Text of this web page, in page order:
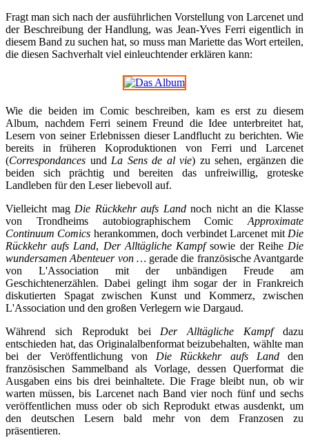
Fragt man sich nach der ausführlichen Vorstellung von Larcenet und
der Beschreibung der Handlung, was Jean-Yves Ferri eigentlich in
diesem Band zu suchen hat, so muss man Mariette das Wort erteilen,
die diesen Sachverhalt viel einleuchtender erklären kann:
Wie die beiden im Comic beschreiben, kam es erst zu diesem
Album, nachdem Ferri seinem Freund die Idee unterbreitet hat,
Lesern von seiner Erlebnissen dieser Landflucht zu berichten. Wie
bereits in früheren Koproduktionen von Ferri und Larcenet
(Correspondances und La Sens de al vie) zu sehen, ergänzen die
beiden sich prächtig und bereiten das unfreiwillig, groteske
Landleben für den Leser liebevoll auf.
Vielleicht mag Die Rückkehr aufs Landnoch nicht an die Klasse
von Trondheims autobiographischem Comic Approximate
Continuum Comics herankommen, doch verbindet Larcenet mit Die
Rückkehr aufs Land, Der Alltägliche Kampfsowie der Reihe Die
wundersamen Abenteuer von … gerade die französische Avantgarde
von L'Association mit der unbändigen Freude am
Geschichtenerzählen. Dabei gelingt ihm sogar der in Frankreich
diskutierten Spagat zwischen Kunst und Kommerz, zwischen
L'Association und den großen Verlegern wie Dargaud.
Während sich Reprodukt bei Der Alltägliche Kampfdazu
entschieden hat, das Originalalbenformat beizubehalten, wählte man
bei der Veröffentlichung von Die Rückkehr aufs Landden
französischen Sammelband als Vorlage, dessen Querformat die
Ausgaben eins bis drei beinhaltete. Die Frage bleibt nun, ob wir
warten müssen, bis Larcenet nach Band vier noch fünf und sechs
veröffentlichen muss oder ob sich Reprodukt etwas ausdenkt, um
den deutschen Lesern bald mehr von dem Franzosen zu
präsentieren.